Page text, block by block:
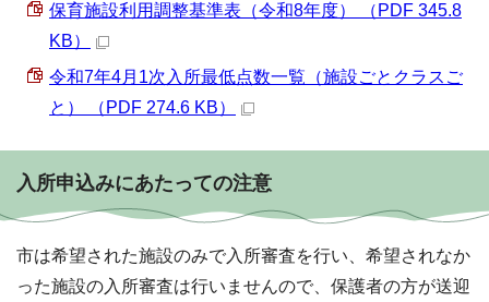
保育施設利用調整基準表（令和8年度） （PDF 345.8
KB）
令和7年4月1次入所最低点数一覧（施設ごとクラスご
と） （PDF 274.6 KB）
入所申込みにあたっての注意
市は希望された施設のみで入所審査を行い、希望されなか
った施設の入所審査は行いませんので、保護者の方が送迎